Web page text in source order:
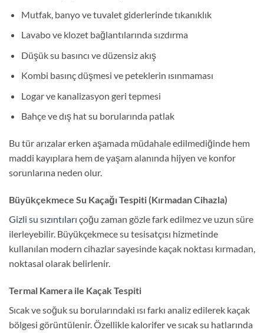
Mutfak, banyo ve tuvalet giderlerinde tıkanıklık
Lavabo ve klozet bağlantılarında sızdırma
Düşük su basıncı ve düzensiz akış
Kombi basınç düşmesi ve peteklerin ısınmaması
Logar ve kanalizasyon geri tepmesi
Bahçe ve dış hat su borularında patlak
Bu tür arızalar erken aşamada müdahale edilmediğinde hem
maddi kayıplara hem de yaşam alanında hijyen ve konfor
sorunlarına neden olur.
Büyükçekmece Su Kaçağı Tespiti (Kırmadan Cihazla)
Gizli su sızıntıları çoğu zaman gözle fark edilmez ve uzun süre
ilerleyebilir. Büyükçekmece su tesisatçısı hizmetinde
kullanılan modern cihazlar sayesinde kaçak noktası kırmadan,
noktasal olarak belirlenir.
Termal Kamera ile Kaçak Tespiti
Sıcak ve soğuk su borularındaki ısı farkı analiz edilerek kaçak
bölgesi görüntülenir. Özellikle kalorifer ve sıcak su hatlarında